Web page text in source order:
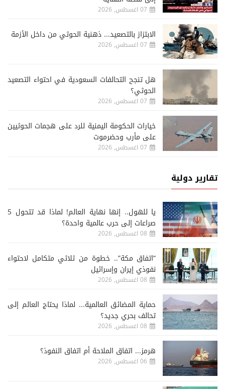
07 اغسطس, 2026
الابتزاز بالتصعيد... ذهنية الحوثي من داخل الأزمة
07 اغسطس, 2026
هل تنجح التحالفات السعودية في احتواء التصعيد
الحوثي؟
07 اغسطس, 2026
خيارات الحكومة اليمنية للرد على هجمات الحوثيين
على مأرب وحضرموت
07 اغسطس, 2026
تقارير دولية
يا للهول.. إنها نهاية العالم! لماذا قد تتحول 5
صراعات إلى حرب عالمية واحدة؟
08 اغسطس, 2026
“اتفاق مكة”.. خطوة من ثلاثي متكامل لاحتواء
نفوذي إيران وإسرائيل
08 اغسطس, 2026
حماية المضائق العالمية... لماذا يحتاج العالم إلى
تحالف بحري جديد؟
08 اغسطس, 2026
هرمز... اتفاق الملاحة أم اتفاق النفوذ؟
06 اغسطس, 2026